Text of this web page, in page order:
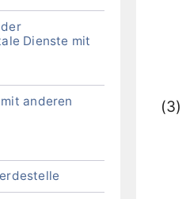
Dienste mit
anderen